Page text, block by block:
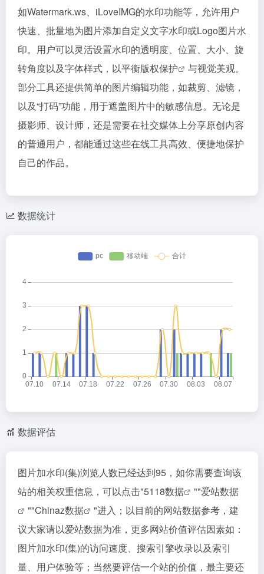
如Watermark.ws、iLoveIMG的水印功能等，允许用户
快速、批量地为图片添加自定义文字水印或Logo图片水
印。用户可以灵活设置水印的透明度、位置、大小、旋
转角度以及字体样式，以平衡版权保护
与视觉美观。
部分工具还提供简单的图片编辑功能，如裁剪、滤镜，
以及“打码”功能，用于遮盖图片中的敏感信息。无论是
摄影师、设计师，还是需要在社交媒体上分享原创内容
的普通用户，都能通过这些在线工具高效、便捷地保护
自己的作品。
数据统计
数据评估
图片加水印(集)浏览人数已经达到95，如你需要查询该
站的相关权重信息，可以点击"5118数据 ""爱站数据
""Chinaz数据
"进入；以目前的网站数据参考，建
议大家请以爱站数据为准，更多网站价值评估因素如：
图片加水印(集)的访问速度、搜索引擎收录以及索引
量、用户体验等；当然要评估一个站的价值，最主要还